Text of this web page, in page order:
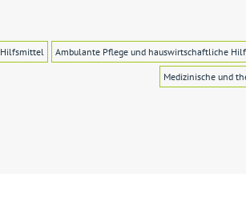
Hilfsmittel Ambulante Pflege und hauswirtschaftliche
Medizinische und